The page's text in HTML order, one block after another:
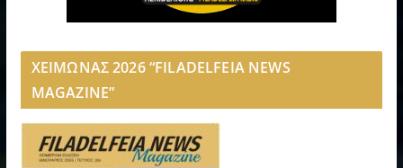
ΧΕΙΜΩΝΑΣ 2026 “FILADELFEIA NEWS
MAGAZINE”